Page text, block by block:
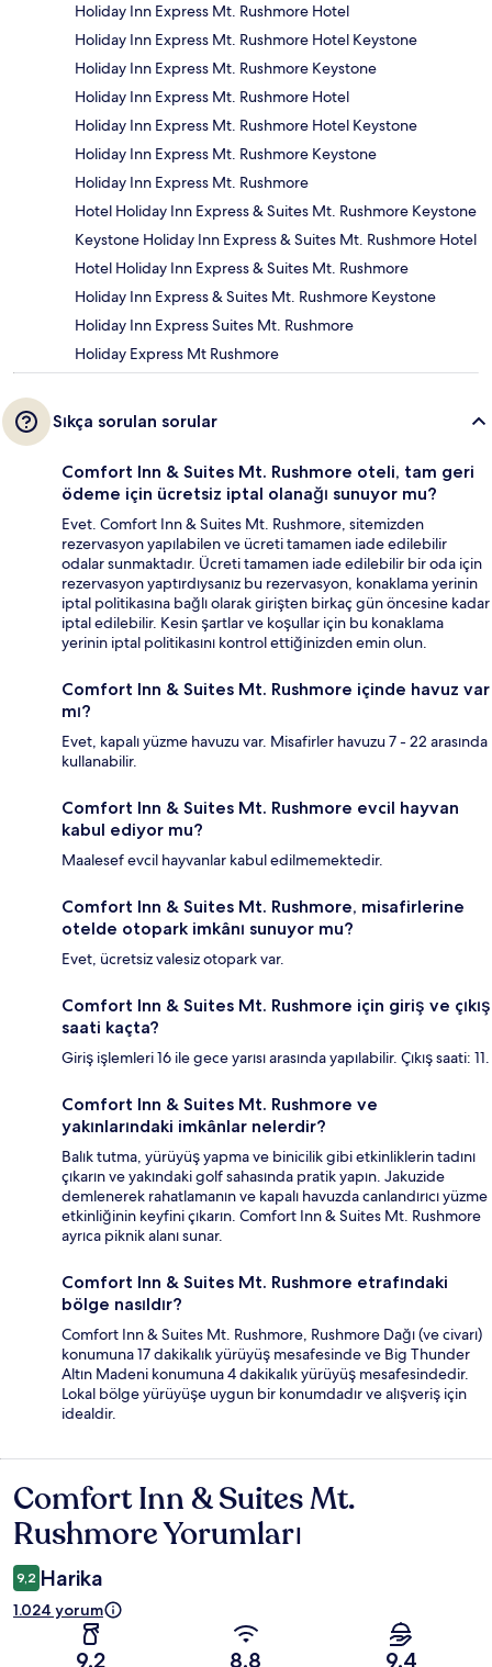
Holiday Inn Express Mt. Rushmore Hotel
Holiday Inn Express Mt. Rushmore Hotel Keystone
Holiday Inn Express Mt. Rushmore Keystone
Holiday Inn Express Mt. Rushmore Hotel
Holiday Inn Express Mt. Rushmore Hotel Keystone
Holiday Inn Express Mt. Rushmore Keystone
Holiday Inn Express Mt. Rushmore
Hotel Holiday Inn Express & Suites Mt. Rushmore Keystone
Keystone Holiday Inn Express & Suites Mt. Rushmore Hotel
Hotel Holiday Inn Express & Suites Mt. Rushmore
Holiday Inn Express & Suites Mt. Rushmore Keystone
Holiday Inn Express Suites Mt. Rushmore
Holiday Express Mt Rushmore
Sıkça sorulan sorular
Comfort Inn & Suites Mt. Rushmore oteli, tam geri
ödeme için ücretsiz iptal olanağı sunuyor mu?
Evet. Comfort Inn & Suites Mt. Rushmore, sitemizden
rezervasyon yapılabilen ve ücreti tamamen iade edilebilir
odalar sunmaktadır. Ücreti tamamen iade edilebilir bir oda için
rezervasyon yaptırdıysanız bu rezervasyon, konaklama yerinin
iptal politikasına bağlı olarak girişten birkaç gün öncesine kadar
iptal edilebilir. Kesin şartlar ve koşullar için bu konaklama
yerinin iptal politikasını kontrol ettiğinizden emin olun.
Comfort Inn & Suites Mt. Rushmore içinde havuz var
mı?
Evet, kapalı yüzme havuzu var. Misafirler havuzu 7 - 22 arasında
kullanabilir.
Comfort Inn & Suites Mt. Rushmore evcil hayvan
kabul ediyor mu?
Maalesef evcil hayvanlar kabul edilmemektedir.
Comfort Inn & Suites Mt. Rushmore, misafirlerine
otelde otopark imkânı sunuyor mu?
Evet, ücretsiz valesiz otopark var.
Comfort Inn & Suites Mt. Rushmore için giriş ve çıkış
saati kaçta?
Giriş işlemleri 16 ile gece yarısı arasında yapılabilir. Çıkış saati: 11.
Comfort Inn & Suites Mt. Rushmore ve
yakınlarındaki imkânlar nelerdir?
Balık tutma, yürüyüş yapma ve binicilik gibi etkinliklerin tadını
çıkarın ve yakındaki golf sahasında pratik yapın. Jakuzide
demlenerek rahatlamanın ve kapalı havuzda canlandırıcı yüzme
etkinliğinin keyfini çıkarın. Comfort Inn & Suites Mt. Rushmore
ayrıca piknik alanı sunar.
Comfort Inn & Suites Mt. Rushmore etrafındaki
bölge nasıldır?
Comfort Inn & Suites Mt. Rushmore, Rushmore Dağı (ve civarı)
konumuna 17 dakikalık yürüyüş mesafesinde ve Big Thunder
Altın Madeni konumuna 4 dakikalık yürüyüş mesafesindedir.
Lokal bölge yürüyüşe uygun bir konumdadır ve alışveriş için
idealdir.
Yorumlar
Comfort Inn & Suites Mt.
Rushmore Yorumları
9,2 Harika
1.024 yorum
9,2 8,8 9,4